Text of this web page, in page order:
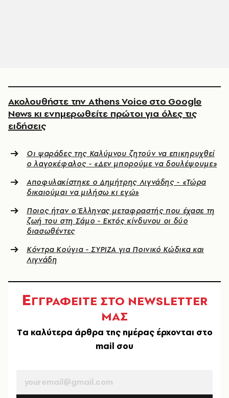
Ακολουθήστε την Athens Voice στο Google
News κι ενημερωθείτε πρώτοι για όλες τις
ειδήσεις
Οι ψαράδες της Καλύμνου ζητούν να επικηρυχθεί
ο λαγοκέφαλος - «Δεν μπορούμε να δουλέψουμε»
Αποφυλακίστηκε ο Δημήτρης Λιγνάδης - «Τώρα
δικαιούμαι να μιλήσω κι εγώ»
Ποιος ήταν ο Έλληνας μεταφραστής που έχασε τη
ζωή του στη Σάμο - Εκτός κίνδυνου οι δύο
διασωθέντες
Κόντρα Κούγια - ΣΥΡΙΖΑ για Ποινικό Κώδικα και
Λιγνάδη
ΕΓΓΡΑΦΕΙΤΕ ΣΤΟ NEWSLETTER
ΜΑΣ
Tα καλύτερα άρθρα της ημέρας έρχονται στο
mail σου